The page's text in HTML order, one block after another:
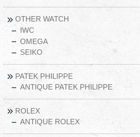
OTHER WATCH
IWC
OMEGA
SEIKO
PATEK PHILIPPE
ANTIQUE PATEK PHILIPPE
ROLEX
ANTIQUE ROLEX